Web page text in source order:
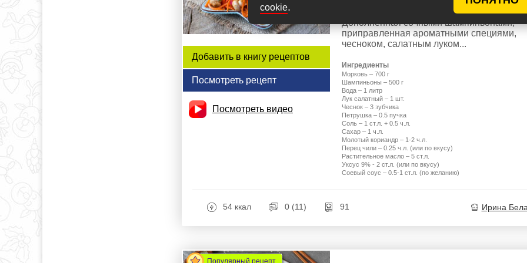
cookie.
Добавить в книгу рецептов
Посмотреть рецепт
Посмотреть видео
и праздничный стол, и повседневное
Дополненная сочными шампиньонами,
приправленная ароматными специями,
чесноком, салатным луком...
Ингредиенты
Морковь – 700 г
Шампиньоны – 500 г
Вода – 1 литр
Лук салатный – 1 шт.
Чеснок – 3 зубчика
Петрушка – 0.5 пучка
Соль – 1 ст.л. + 0.5 ч.л.
Сахар – 1 ч.л.
Молотый кориандр – 1-2 ч.л.
Перец чили – 0.25 ч.л. (или по вкусу)
Растительное масло – 5 ст.л.
Уксус 9% - 2 ст.л. (или по вкусу)
Соевый соус – 0.5-1 ст.л. (по желанию)
54 ккал 0 (11) 91 Ирина